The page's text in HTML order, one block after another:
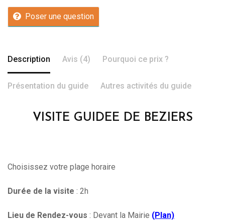
Poser une question
Description Avis (4) Pourquoi ce prix ?
Présentation du guide Autres activités du guide
VISITE GUIDEE DE BEZIERS
Choisissez votre plage horaire
Durée de la visite : 2h
Lieu de Rendez-vous : Devant la Mairie (Plan)